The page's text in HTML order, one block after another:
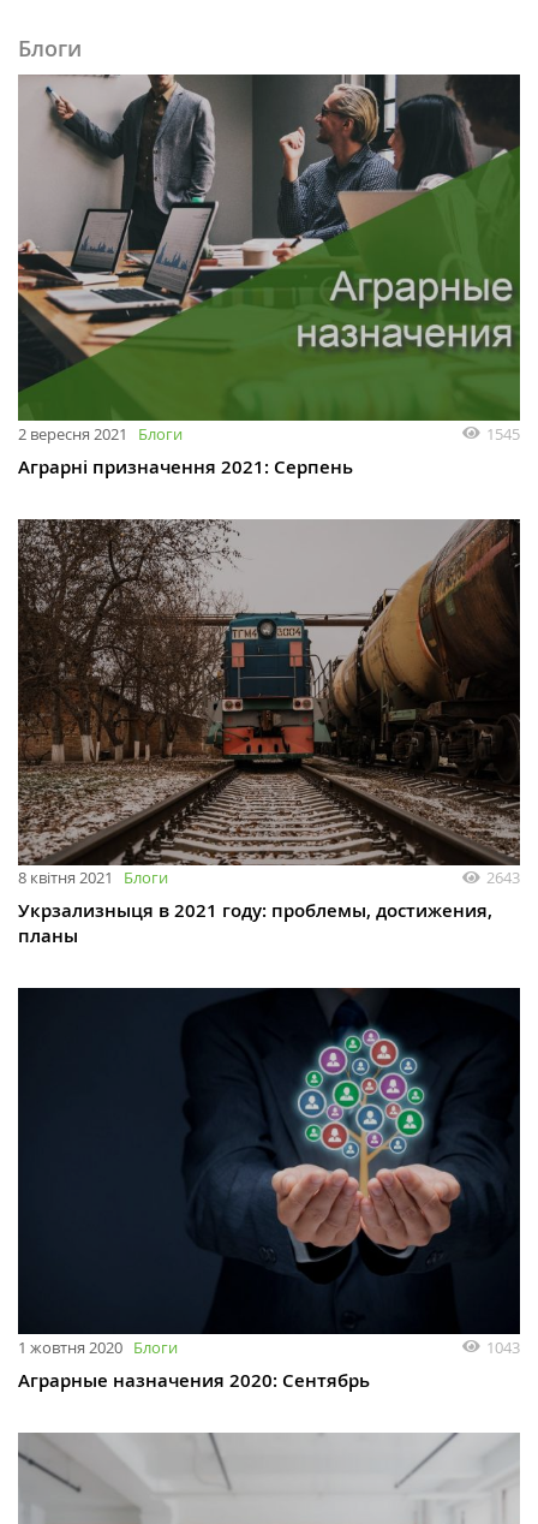
Блоги
2 вересня 2021 Блоги 1545
Аграрні призначення 2021: Серпень
8 квітня 2021 Блоги 2643
Укрзализныця в 2021 году: проблемы, достижения,
планы
1 жовтня 2020 Блоги 1043
Аграрные назначения 2020: Сентябрь